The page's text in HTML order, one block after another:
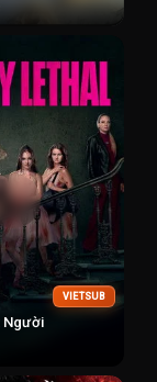
VIETSUB
Người